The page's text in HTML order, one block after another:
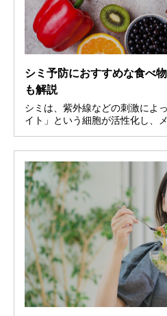
シミ予防におすすめな食べ
も解説
シミは、紫外線などの刺激によ
イト」という細胞が活性化し、